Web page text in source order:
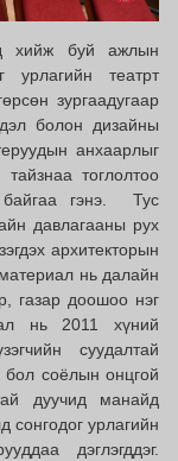
хийж буй ажлын
урлагийн театрт
зургаадугаар
болон дизайны
анхаарлыг
тоглолтоо
байгаа гэнэ. Тус
давлагааны рух
архитекторын
нь далайн
газар доошоо нэг
нь 2011 хүний
суудалтай
соёлын онцгой
дуучид манайд
сонгодог урлагийн
дэглэгддэг.